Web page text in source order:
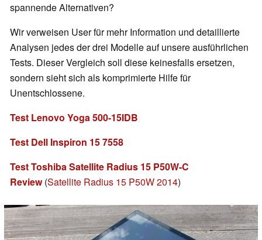
spannende Alternativen?
Wir verweisen User für mehr Information und detaillierte
Analysen jedes der drei Modelle auf unsere ausführlichen
Tests. Dieser Vergleich soll diese keinesfalls ersetzen,
sondern sieht sich als komprimierte Hilfe für
Unentschlossene.
Test Lenovo Yoga 500-15IDB
Test Dell Inspiron 15 7558
Test Toshiba Satellite Radius 15 P50W-C
Review(Satellite Radius 15 P50W 2014)